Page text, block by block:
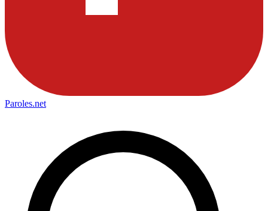
Paroles.net